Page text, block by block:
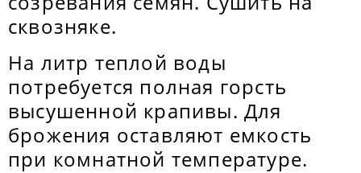
сквозняке.
На литр теплой воды
потребуется полная горсть
высушенной крапивы. Для
брожения оставляют емкость
при комнатной температуре.